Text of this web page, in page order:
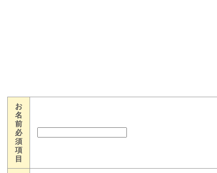
お
名
前
必
須
項
目